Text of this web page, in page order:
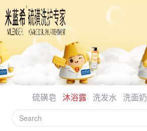
硫磺皂 沐浴露 洗发水 洗面奶